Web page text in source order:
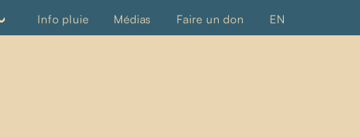
Info pluie Médias Faire un don EN